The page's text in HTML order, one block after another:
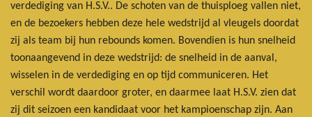
verdediging van H.S.V.. De schoten van de thuisploeg vallen niet,
en de bezoekers hebben deze hele wedstrijd al vleugels doordat
zij als team bij hun rebounds komen. Bovendien is hun snelheid
toonaangevend in deze wedstrijd: de snelheid in de aanval,
wisselen in de verdediging en op tijd communiceren. Het
verschil wordt daardoor groter, en daarmee laat H.S.V. zien dat
zij dit seizoen een kandidaat voor het kampioenschap zijn. Aan